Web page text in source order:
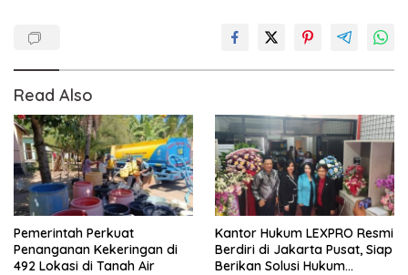
Read Also
Pemerintah Perkuat
Penanganan Kekeringan di
492 Lokasi di Tanah Air
Kantor Hukum LEXPRO Resmi
Berdiri di Jakarta Pusat, Siap
Berikan Solusi Hukum